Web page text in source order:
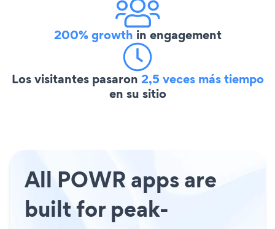
200% growth in engagement
Los visitantes pasaron 2,5 veces más tiempo
en su sitio
All POWR apps are
built for peak-